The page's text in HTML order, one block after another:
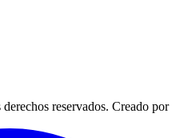
reservados. Creado por